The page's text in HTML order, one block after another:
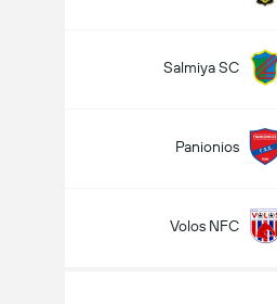
Salmiya SC
Panionios
Volos NFC